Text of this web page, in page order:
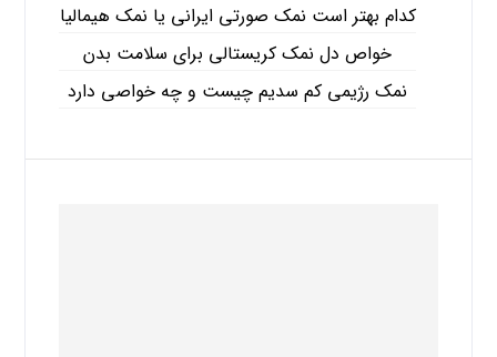
کدام بهتر است نمک صورتی ایرانی یا نمک هیمالیا
خواص دل نمک کریستالی برای سلامت بدن
نمک رژیمی کم سدیم چیست و چه خواصی دارد